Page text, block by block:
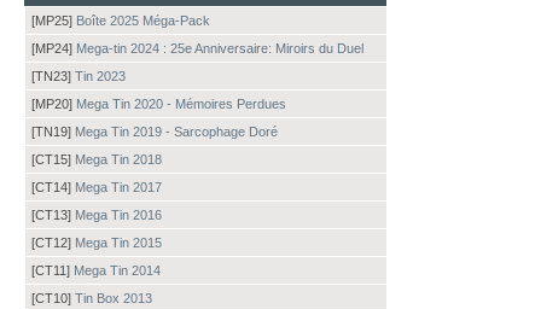
[MP25] Boîte 2025 Méga-Pack
[MP24] Mega-tin 2024 : 25e Anniversaire: Miroirs du Duel
[TN23] Tin 2023
[MP20] Mega Tin 2020 - Mémoires Perdues
[TN19] Mega Tin 2019 - Sarcophage Doré
[CT15] Mega Tin 2018
[CT14] Mega Tin 2017
[CT13] Mega Tin 2016
[CT12] Mega Tin 2015
[CT11] Mega Tin 2014
[CT10] Tin Box 2013